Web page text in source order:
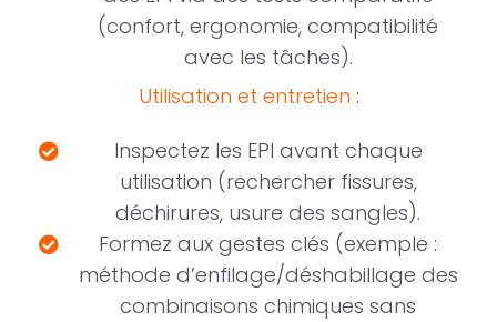
(confort, ergonomie, compatibilité
avec les tâches).
Utilisation et entretien :
Inspectez les EPI avant chaque
utilisation (rechercher fissures,
déchirures, usure des sangles).
Formez aux gestes clés (exemple :
méthode d’enfilage/déshabillage des
combinaisons chimiques sans